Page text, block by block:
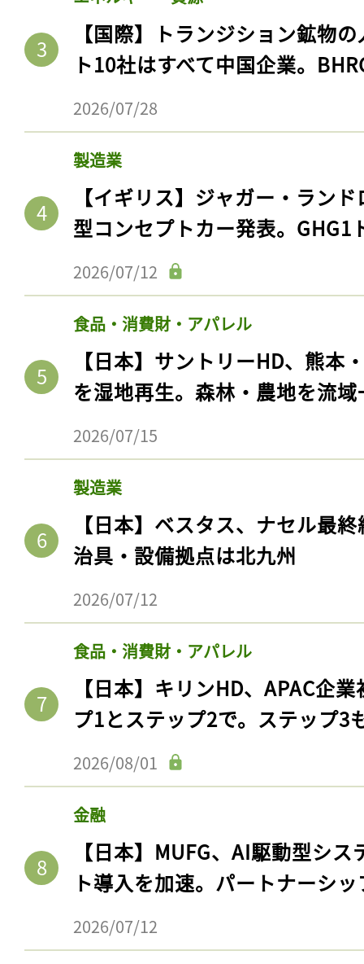
【国際】トランジション鉱物
ト10社はすべて中国企業。
2026/07/28
製造業
【イギリス】ジャガー・ラン
型コンセプトカー発表。GHG1
2026/07/12
食品・消費財・アパレル
【日本】サントリーHD、熊本
を湿地再生。森林・農地を流
2026/07/15
製造業
【日本】ベスタス、ナセル最
治具・設備拠点は北九州
2026/07/12
食品・消費財・アパレル
【日本】キリンHD、APAC企
プ1とステップ2で。ステップ3
2026/08/01
金融
【日本】MUFG、AI駆動型シ
ト導入を加速。パートナーシ
2026/07/12